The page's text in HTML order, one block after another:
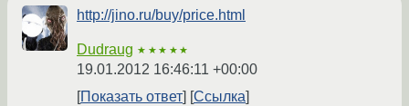
http://jino.ru/buy/price.html
Dudraug ★★★★★
19.01.2012 16:46:11 +00:00
Показать ответ
Ссылка